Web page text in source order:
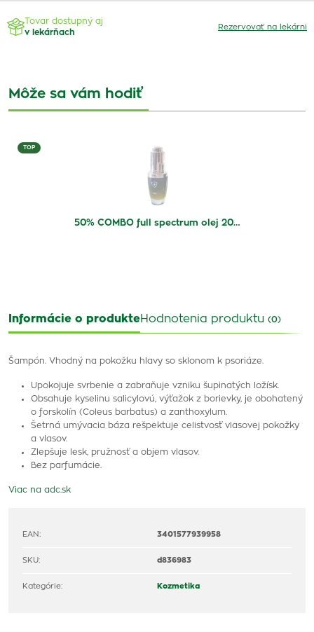
Tovar dostupný aj
v lekárňach
Rezervovať na lekárni
Môže sa vám hodiť
TOP
50% COMBO full spectrum olej 20…
Informácie o produkteHodnotenia produktu (0)
Šampón. Vhodný na pokožku hlavy so sklonom k psoriáze.
Upokojuje svrbenie a zabraňuje vzniku šupinatých ložísk.
Obsahuje kyselinu salicylovú, výťažok z borievky, je obohatený
o forskolín (Coleus barbatus) a zanthoxylum.
Šetrná umývacia báza rešpektuje celistvosť vlasovej pokožky
a vlasov.
Zlepšuje lesk, pružnosť a objem vlasov.
Bez parfumácie.
Viac na adc.sk
EAN: 3401577939958
SKU: d836983
Kategórie: Kozmetika